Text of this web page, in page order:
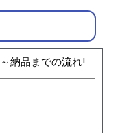
納品までの流れ!